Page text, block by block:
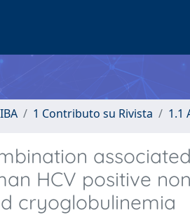
1 Contributo su Rivista 1.1
HCV positive
cryoglobulinemia